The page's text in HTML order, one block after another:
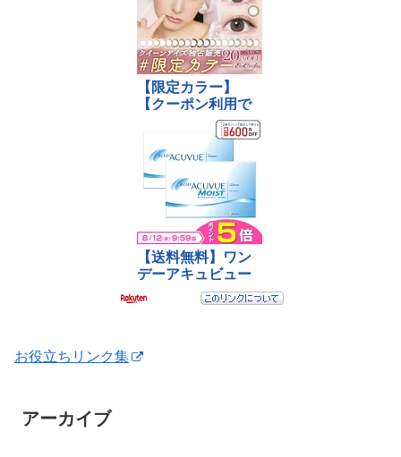
お役立ちリンク集
アーカイブ